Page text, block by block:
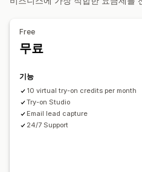
Free
무료
기능
10 virtual try-on credits per month
Try-on Studio
Email lead capture
24/7 Support